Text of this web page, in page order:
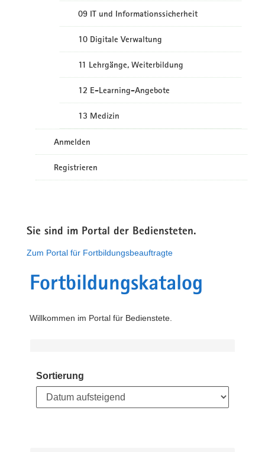
09 IT und Informationssicherheit
10 Digitale Verwaltung
11 Lehrgänge, Weiterbildung
12 E-Learning-Angebote
13 Medizin
Anmelden
Registrieren
Sie sind im Portal der Bediensteten.
Zum Portal für Fortbildungsbeauftragte
Fortbildungskatalog
Willkommen im Portal für Bedienstete.
Sortierung